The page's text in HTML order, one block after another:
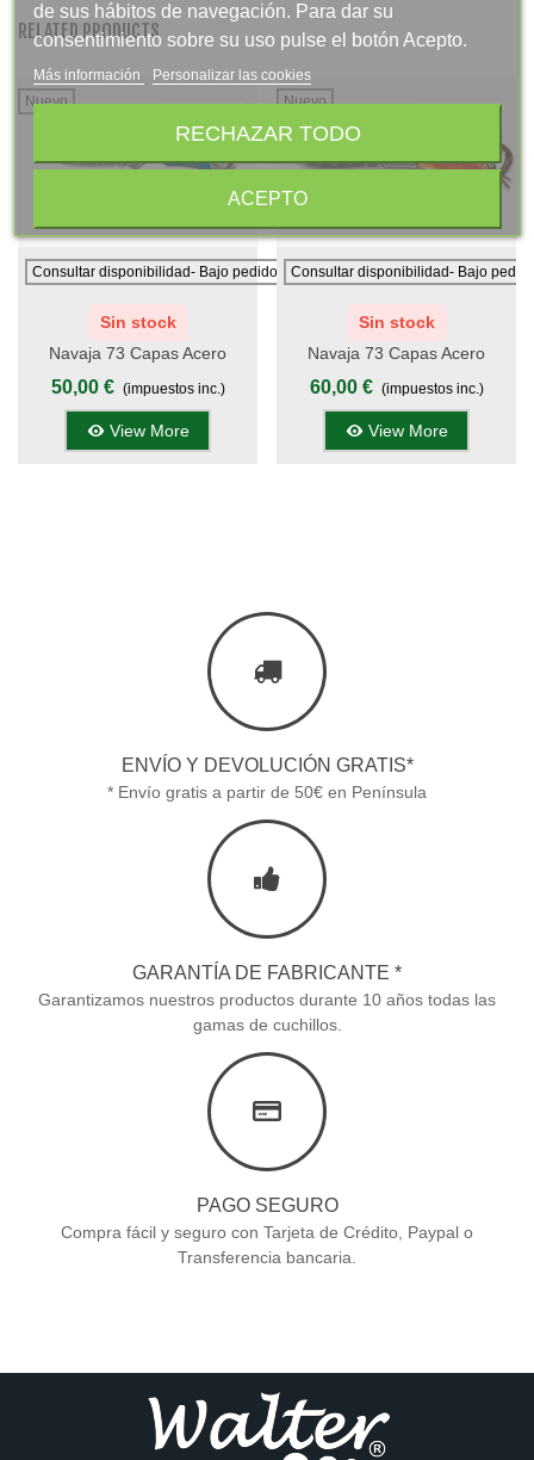
RELATED PRODUCTS
Nuevo
Consultar disponibilidad- Bajo pedido
Sin stock
Navaja 73 Capas Acero
Damasco 7,5 Cm - Virolas De
Acero Decorada - Mango
Resina Azul - Kit
Supervivencia Unión Europea
50,00 € (impuestos inc.)
View More
Nuevo
Consultar disponibilidad- Bajo
Sin stock
Navaja 73 Capas Acero
Damasco 7,3 Cm - Virola De
Acero Decorada - Mango
Hueso - Kit Supervivencia
Unión Europea
60,00 € (impuestos inc.)
View More
ENVÍO Y DEVOLUCIÓN GRATIS*
* Envío gratis a partir de 50€ en Península
GARANTÍA DE FABRICANTE *
Garantizamos nuestros productos durante 10 años todas las
gamas de cuchillos.
PAGO SEGURO
Compra fácil y seguro con Tarjeta de Crédito, Paypal o
Transferencia bancaria.
de sus hábitos de navegación. Para dar su
consentimiento sobre su uso pulse el botón Acepto.
Más información Personalizar las cookies
RECHAZAR TODO
ACEPTO